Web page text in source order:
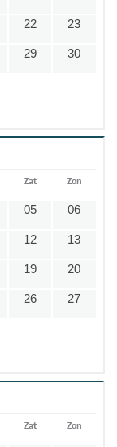
22 23
29 30
Zat Zon
05 06
12 13
19 20
26 27
Zat Zon